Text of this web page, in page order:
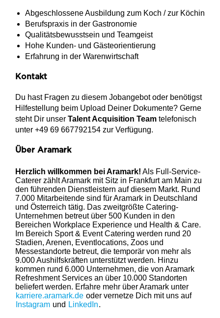
Abgeschlossene Ausbildung zum Koch / zur Köchin
Berufspraxis in der Gastronomie
Qualitätsbewusstsein und Teamgeist
Hohe Kunden- und Gästeorientierung
Erfahrung in der Warenwirtschaft
Kontakt
Du hast Fragen zu diesem Jobangebot oder benötigst
Hilfestellung beim Upload Deiner Dokumente? Gerne
steht Dir unser Talent Acquisition Team telefonisch
unter +49 69 667792154 zur Verfügung.
Über Aramark
Herzlich willkommen bei Aramark! Als Full-Service-
Caterer zählt Aramark mit Sitz in Frankfurt am Main zu
den führenden Dienstleistern auf diesem Markt. Rund
7.000 Mitarbeitende sind für Aramark in Deutschland
und Österreich tätig. Das zweitgrößte Catering-
Unternehmen betreut über 500 Kunden in den
Bereichen Workplace Experience und Health & Care.
Im Bereich Sport & Event Catering werden rund 20
Stadien, Arenen, Eventlocations, Zoos und
Messestandorte betreut, die temporär von mehr als
9.000 Aushilfskräften unterstützt werden. Hinzu
kommen rund 6.000 Unternehmen, die von Aramark
Refreshment Services an über 10.000 Standorten
beliefert werden. Erfahre mehr über Aramark unter
karriere.aramark.de oder vernetze Dich mit uns auf
Instagram und LinkedIn.